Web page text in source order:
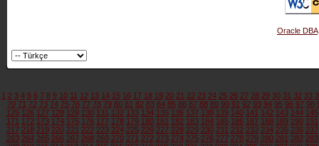
Oracle DBA
1 2 3 4 5 6 7 8 9 10 11 12 13 14 15 16 17 18 19 20 21 22 23 24 25 26 27 28 29 30 31 32 33
70 71 72 73 74 75 76 77 78 79 80 81 82 83 84 85 86 87 88 89 90 91 92 93 94 95 96 97 98
125 126 127 128 129 130 131 132 133 134 135 136 137 138 139 140 141 142 143 144 145
171 172 173 174 175 176 177 178 179 180 181 182 183 184 185 186 187 188 189 190 191
217 218 219 220 221 222 223 224 225 226 227 228 229 230 231 232 233 234 235 236 237
263 264 265 266 267 268 269 270 271 272 273 274 275 276 277 278 279 280 281 282 283